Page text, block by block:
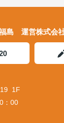
島 運営株式会
19 1F
：00